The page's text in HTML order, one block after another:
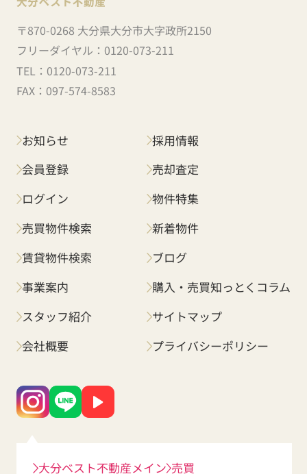
〒870-0268 大分県大分市大字政所2150
フリーダイヤル： 0120-073-211
TEL： 0120-073-211
FAX： 097-574-8583
お知らせ
会員登録
ログイン
売買物件検索
賃貸物件検索
事業案内
スタッフ紹介
会社概要
採用情報
売却査定
物件特集
新着物件
ブログ
購入・売買知っとくコラム
サイトマップ
プライバシーポリシー
大分ベスト不動産メイン 売買